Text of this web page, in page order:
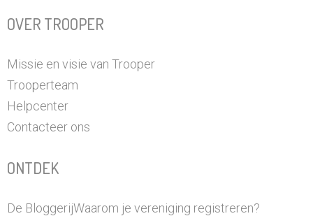
OVER TROOPER
Missie en visie van Trooper
Trooperteam
Helpcenter
Contacteer ons
ONTDEK
De BloggerijWaarom je vereniging registreren?